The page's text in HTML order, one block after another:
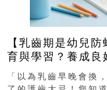
【乳齒期是幼兒
育與學習？養成良好口腔
瑯質 兒童牙膏防護
「以為乳齒早晚會換